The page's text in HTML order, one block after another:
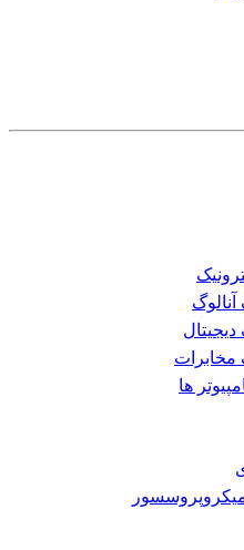
آنالوگ
دیجیتال
مخابرات
ها